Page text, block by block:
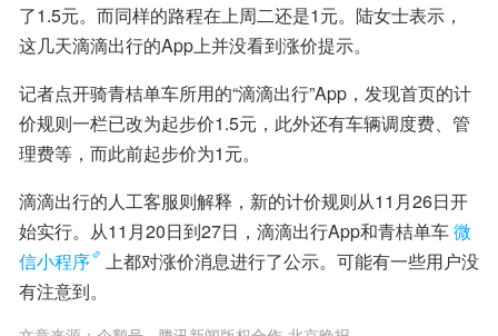
了1.5元。而同样的路程在上周二还是1元。陆女士表示，
这几天滴滴出行的App上并没看到涨价提示。
记者点开骑青桔单车所用的“滴滴出行”App，发现首页的计
价规则一栏已改为起步价1.5元，此外还有车辆调度费、管
理费等，而此前起步价为1元。
滴滴出行的人工客服则解释，新的计价规则从11月26日开
始实行。从11月20日到27日，滴滴出行App和青桔单车微
信小程序
上都对涨价消息进行了公示。可能有一些用户没
有注意到。